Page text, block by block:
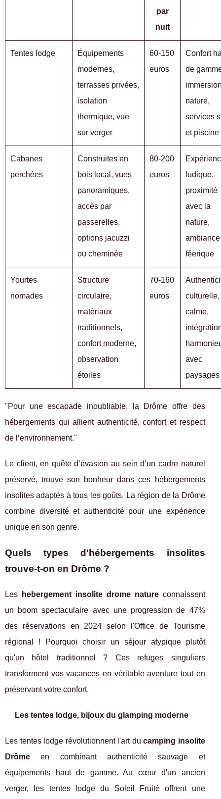
par
nuit
Tentes lodge
Équipements
modernes,
terrasses privées,
isolation
thermique, vue
sur verger
60-150
euros
Confort
de
nature,
services
et piscine
Cabanes
perchées
Construites en
bois local, vues
panoramiques,
accès par
passerelles,
options jacuzzi
ou cheminée
80-200
euros
ludique,
proximité
avec la
nature,
ambiance
féerique
Yourtes
nomades
Structure
circulaire,
matériaux
traditionnels,
confort moderne,
observation
étoiles
70-160
euros
culturelle,
calme,
avec
paysages
"Pour une escapade inoubliable, la Drôme offre des
hébergements qui allient authenticité, confort et respect
de l’environnement."
Le client, en quête d’évasion au sein d’un cadre naturel
préservé, trouve son bonheur dans ces hébergements
insolites adaptés à tous les goûts. La région de la Drôme
combine diversité et authenticité pour une expérience
unique en son genre.
Quels types d'hébergements insolites
trouve-t-on en Drôme ?
Les hebergement insolite drome natureconnaissent
un boom spectaculaire avec une progression de 47%
des réservations en 2024 selon l'Office de Tourisme
régional ! Pourquoi choisir un séjour atypique plutôt
qu'un hôtel traditionnel ? Ces refuges singuliers
transforment vos vacances en véritable aventure tout en
préservant votre confort.
Les tentes lodge, bijoux du glamping moderne
Les tentes lodge révolutionnent l'art ducamping insolite
Drôme en combinant authenticité sauvage et
équipements haut de gamme. Au cœur d'un ancien
verger, les tentes lodge du Soleil Fruité offrent une